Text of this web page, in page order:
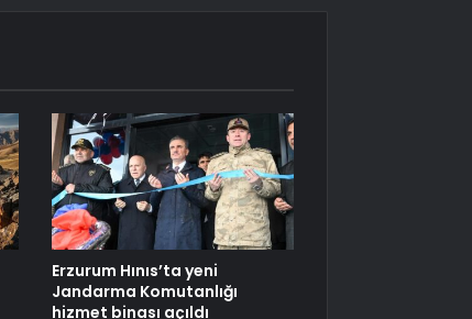
Erzurum Hınıs’ta yeni
Jandarma Komutanlığı
hizmet binası açıldı